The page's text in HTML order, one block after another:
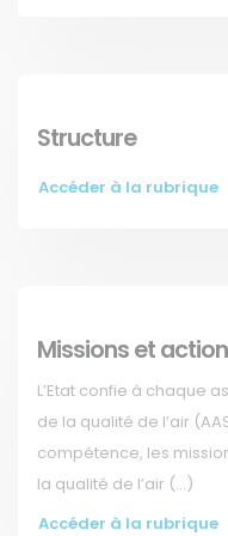
Structure
Accéder à la rubrique
Missions et
L’Etat confie à chaque
de la qualité de l’air
compétence, les
la qualité de l’air (…)
Accéder à la rubrique